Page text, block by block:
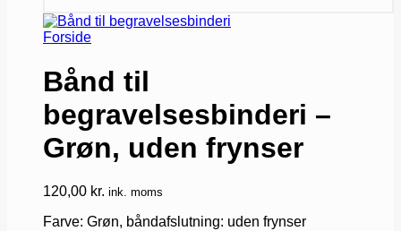
Forside
Bånd til
begravelsesbinderi –
Grøn, uden frynser
120,00 kr. ink. moms
Farve: Grøn, båndafslutning: uden frynser